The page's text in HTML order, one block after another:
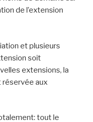
de l’extension
et plusieurs
soit
extensions, la
réservée aux
tout le